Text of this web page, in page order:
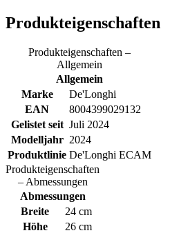
Produkteigenschaften
Produkteigenschaften –
Allgemein
Allgemein
Marke
De'Longhi
EAN
8004399029132
Gelistet seit Juli 2024
Modelljahr 2024
Produktlinie De'Longhi ECAM
Produkteigenschaften
– Abmessungen
Abmessungen
Breite
24 cm
Höhe
26 cm